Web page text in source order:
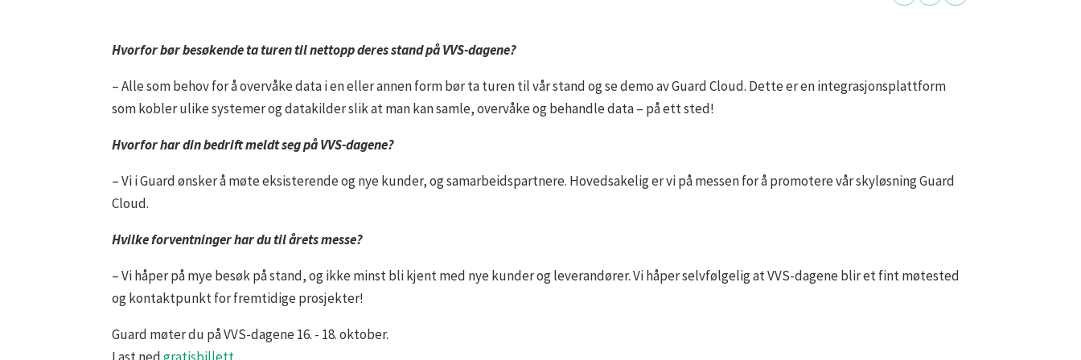
Hvorfor bør besøkende ta turen til nettopp deres stand på VVS-dagene?
– Alle som behov for å overvåke data i en eller annen form bør ta turen til vår stand og se demo av Guard Cloud. Dette er en integrasjonsplattform
som kobler ulike systemer og datakilder slik at man kan samle, overvåke og behandle data – på ett sted!
Hvorfor har din bedrift meldt seg på VVS-dagene?
– Vi i Guard ønsker å møte eksisterende og nye kunder, og samarbeidspartnere. Hovedsakelig er vi på messen for å promotere vår skyløsning Guard
Cloud.
Hvilke forventninger har du til årets messe?
– Vi håper på mye besøk på stand, og ikke minst bli kjent med nye kunder og leverandører. Vi håper selvfølgelig at VVS-dagene blir et fint møtested
og kontaktpunkt for fremtidige prosjekter!
Guard møter du på VVS-dagene 16. - 18. oktober.